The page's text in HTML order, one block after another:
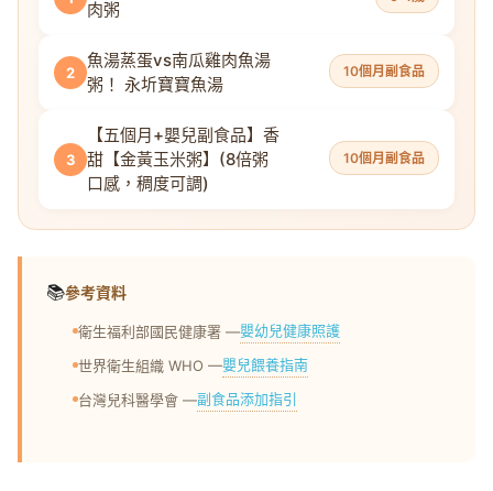
肉粥
2
魚湯蒸蛋vs南瓜雞肉魚湯
粥！ 永圻寶寶魚湯
10個月副食品
3
【五個月+嬰兒副食品】香
甜【金黃玉米粥】(8倍粥
口感，稠度可調)
10個月副食品
📚參考資料
衛生福利部國民健康署 —嬰幼兒健康照護
世界衛生組織 WHO —嬰兒餵養指南
台灣兒科醫學會 —副食品添加指引